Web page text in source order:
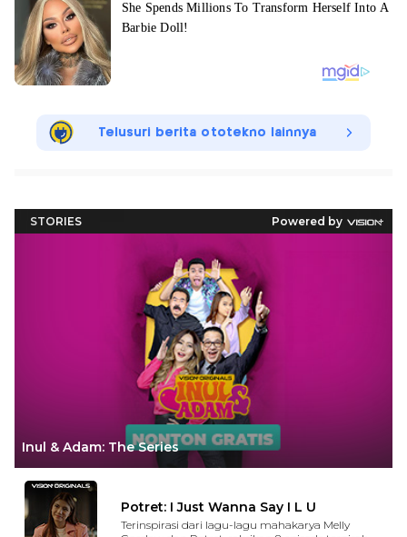
Telusuri berita ototekno lainnya